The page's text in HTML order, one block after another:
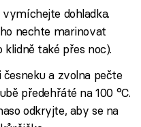
dohladka.
nechte marinovat
také přes noc).
a zvolna pečte
předehřáté na 100 °C.
odkryjte, aby se na